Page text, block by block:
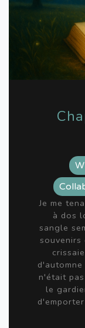
Je me
à dos
sangle
souvenirs
d'automne
n'était
le